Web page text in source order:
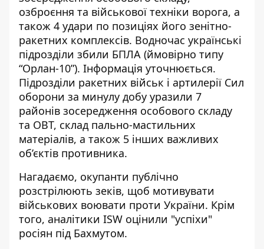
озброєння та військової техніки ворога, а
також 4 удари по позиціях його зенітно-
ракетних комплексів. Водночас українські
підрозділи збили БПЛА (ймовірно типу
“Орлан-10”). Інформація уточнюється.
Підрозділи ракетних військ і артилерії Сил
оборони за минулу добу уразили 7
районів зосередження особового складу
та ОВТ, склад пально-мастильних
матеріалів, а також 5 інших важливих
об’єктів противника.
Нагадаємо, окупанти публічно
розстрілюють зеків, щоб мотивувати
військових воювати проти України. Крім
того, аналітики ISW оцінили "успіхи"
росіян під Бахмутом.